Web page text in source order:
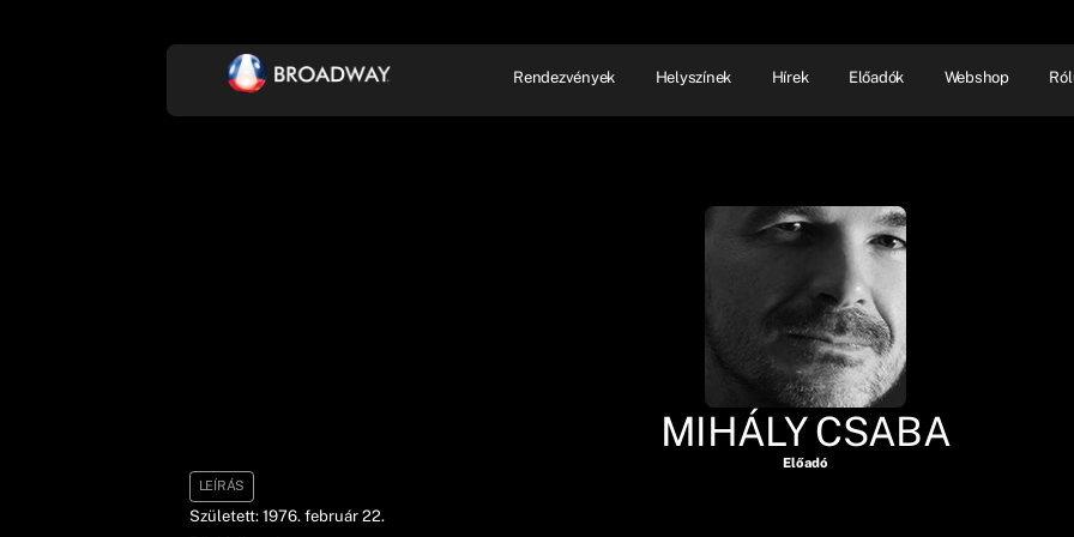
Rendezvények Helyszínek Hírek Előadók Webshop
MIHÁLY CSABA
Előadó
LEÍRÁS
Született: 1976. február 22.